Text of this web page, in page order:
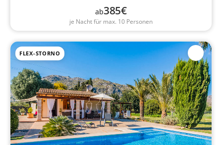
ab385€
je Nacht für max. 10 Personen
FLEX-STORNO